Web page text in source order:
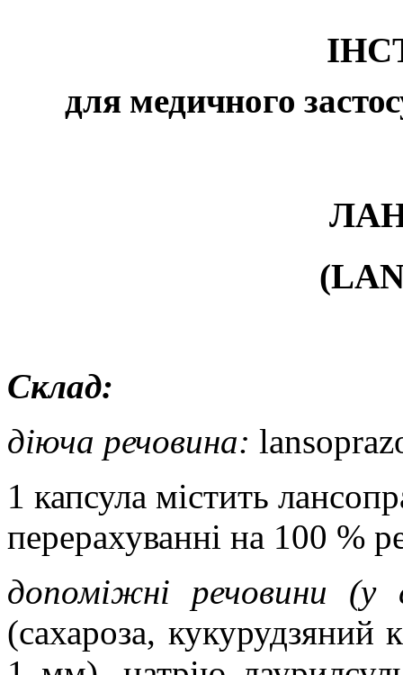
для медичного
(
Склад:
діюча речовина:
1 капсула містить
перерахуванні на 100 %
допоміжні речовини
(сахароза,